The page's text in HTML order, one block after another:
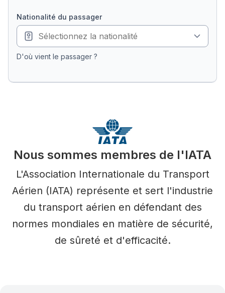
nationalité du passager
D'où vient le passager ?
Nous sommes membres de l'IATA
L'Association Internationale du Transport
Aérien (IATA) représente et sert l'industrie
du transport aérien en défendant des
normes mondiales en matière de sécurité,
de sûreté et d'efficacité.